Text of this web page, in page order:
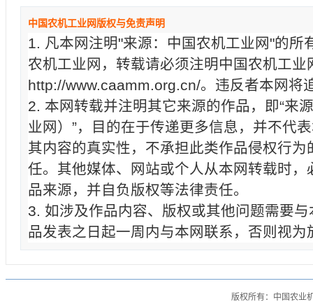
中国农机工业网版权与免责声明
1. 凡本网注明"来源：中国农机工业网"的所
农机工业网，转载请必须注明中国农机工业
http://www.caamm.org.cn/。违反者本网将
2. 本网转载并注明其它来源的作品，即“来
业网）”，目的在于传递更多信息，并不代
其内容的真实性，不承担此类作品侵权行为
任。其他媒体、网站或个人从本网转载时，
品来源，并自负版权等法律责任。
3. 如涉及作品内容、版权或其他问题需要
品发表之日起一周内与本网联系，否则视为
版权所有：中国农